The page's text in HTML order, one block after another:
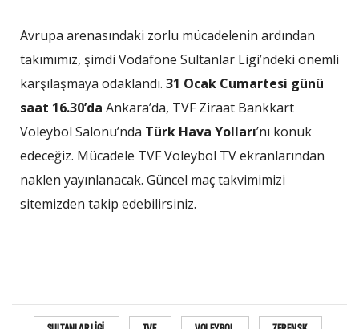
Avrupa arenasındaki zorlu mücadelenin ardından
takımımız, şimdi Vodafone Sultanlar Ligi’ndeki önemli
karşılaşmaya odaklandı. 31 Ocak Cumartesi günü
saat 16.30’da Ankara’da, TVF Ziraat Bankkart
Voleybol Salonu’nda Türk Hava Yolları’nı konuk
edeceğiz. Mücadele TVF Voleybol TV ekranlarından
naklen yayınlanacak. Güncel maç takvimimizi
sitemizden takip edebilirsiniz.